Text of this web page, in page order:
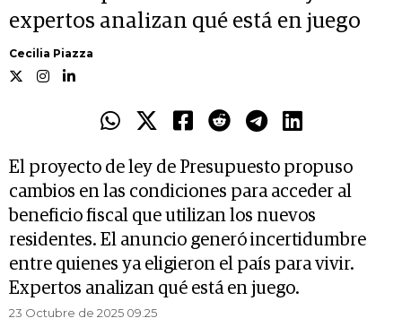
expertos analizan qué está en juego
Cecilia Piazza
El proyecto de ley de Presupuesto propuso
cambios en las condiciones para acceder al
beneficio fiscal que utilizan los nuevos
residentes. El anuncio generó incertidumbre
entre quienes ya eligieron el país para vivir.
Expertos analizan qué está en juego.
23 Octubre de 2025 09.25